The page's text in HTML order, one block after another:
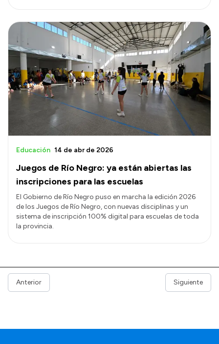
Juegos de Río Negro: ya están abiertas las
inscripciones para las escuelas
Educación 14 de abr de 2026
El Gobierno de Río Negro puso en marcha la edición 2026
de los Juegos de Río Negro, con nuevas disciplinas y un
sistema de inscripción 100% digital para escuelas de toda
la provincia.
Anterior Siguiente